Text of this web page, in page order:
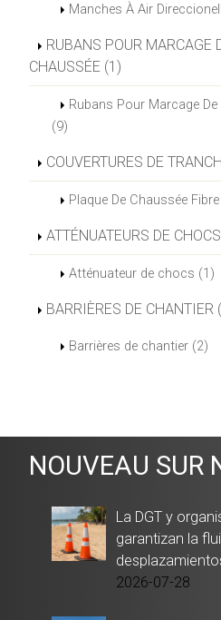
Manches À Air
RUBANS POUR MARCAGE
CHAUSSÉE (1)
Rubans Pour Marcage
(9)
COUVERTURES DE
Plaque De Chaussée
ATTÉNUATEURS DE
Atténuateur de chocs (1)
BARRIÈRES DE CHANTIER
Barrières de chantier (2)
NOUVEAU SUR
La DGT y
garantizan la
2026-07-28